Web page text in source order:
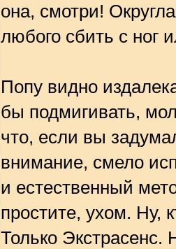
она, смотри!
любого сбить с ног
Попу видно
бы подмигивать,
что, если вы
внимание, смело
и естественный
простите, ухом. Ну,
Только Экстрасенс.